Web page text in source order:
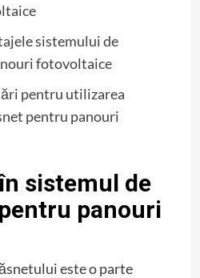
sistemului de
fotovoltaice
pentru utilizarea
pentru panouri
sistemul de
panouri
este o parte